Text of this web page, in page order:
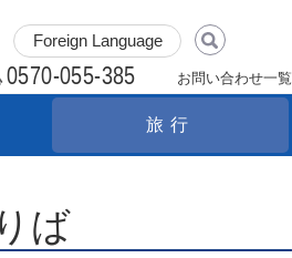
0570-055-385 お問い合わせ一覧
旅行
ば